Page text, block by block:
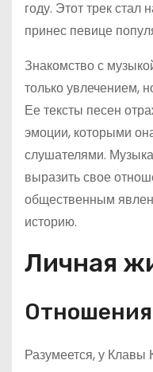
году. Этот трек
принес певице
Знакомство с
только увлечением,
Ее тексты песен
эмоции, которыми
слушателями.
выразить свое
общественным
историю.
Личная
Отношения
Разумеется, у Клавы